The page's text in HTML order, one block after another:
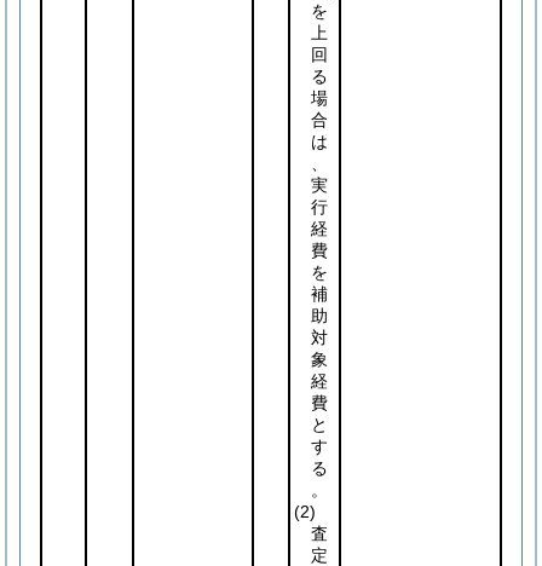
を
上
回
る
場
合
は
実
行
経
費
を
補
助
対
象
経
費
と
す
る
。
(2)
査
定